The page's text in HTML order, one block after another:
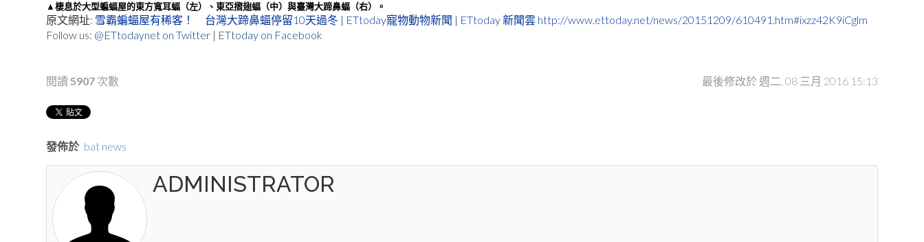
▲棲息於大型蝙蝠屋的東方寬耳蝠（左）、東亞摺翅蝠（中）與臺灣大蹄鼻蝠（右）。
原文網址: 雪霸蝙蝠屋有稀客！ 台灣大蹄鼻蝠停留10天過冬 | ETtoday寵物動物新聞 | ETtoday 新聞雲 http://www.ettoday.net/news/20151209/610491.htm#ixzz42K9iCglm
Follow us: @ETtodaynet on Twitter | ETtoday on Facebook
閱讀 5907 次數 最後修改於 週二, 08 三月 2016 15:13
發佈於 bat news
ADMINISTRATOR